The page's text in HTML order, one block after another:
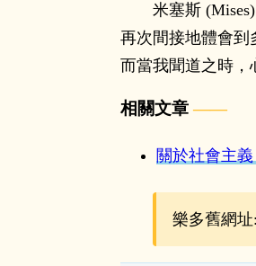
米塞斯
再次間接地體會到
而當我聞道之時，
相關文章
關於社會主
樂多舊網址